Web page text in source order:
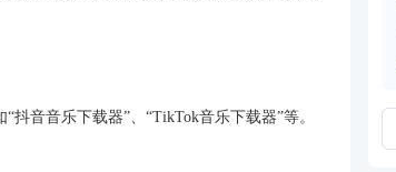
音音乐下载器”、“TikTok音乐下载器”等。